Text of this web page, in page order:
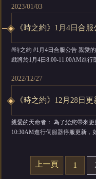
的不便敬請諒解。維護補償會在
2023/01/03
《時之約》1月4日合服
#時之約 #1月4日合服公告 親愛
戲將於1月4日8:00-11:00AM進
不便敬請諒解。 合服時間：1月4日8:00-11:00AM 【合服規則】： 1、合服後天
2022/12/27
《時之約》12月28日
親愛的天命者： 為了給您帶來
10:30AM進行伺服器停服更新，
間：12月28日8:00AM-10:30AM
上一頁 1